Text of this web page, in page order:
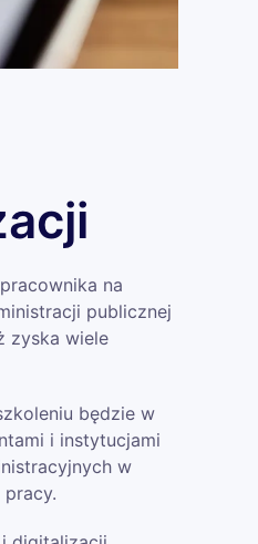
na
publicznej
zyska wiele
będzie w
i instytucjami
w